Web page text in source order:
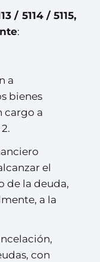
/ 5114 / 5115,
:
a
bienes
cargo a
el
de la deuda,
a la
con